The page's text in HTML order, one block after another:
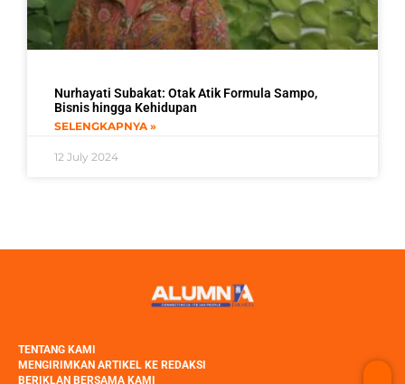
Nurhayati Subakat: Otak Atik Formula Sampo,
Bisnis hingga Kehidupan
SELENGKAPNYA »
12 July 2024
TENTANG KAMI
MENGIRIMKAN ARTIKEL KE REDAKSI
BERIKLAN BERSAMA KAMI